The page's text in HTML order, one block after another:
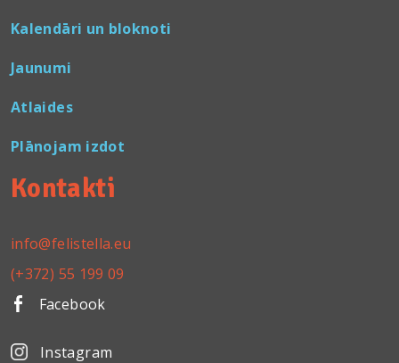
Kalendāri un bloknoti
Jaunumi
Atlaides
Plānojam izdot
Kontakti
info@felistella.eu
(+372) 55 199 09
Facebook
Instagram